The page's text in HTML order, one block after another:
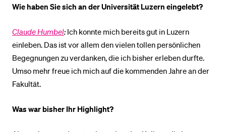
Wie haben Sie sich an der Universität Luzern eingelebt?
Claude Humbel: Ich konnte mich bereits gut in Luzern
einleben. Das ist vor allem den vielen tollen persönlichen
Begegnungen zu verdanken, die ich bisher erleben durfte.
Umso mehr freue ich mich auf die kommenden Jahre an der
Fakultät.
Was war bisher Ihr Highlight?